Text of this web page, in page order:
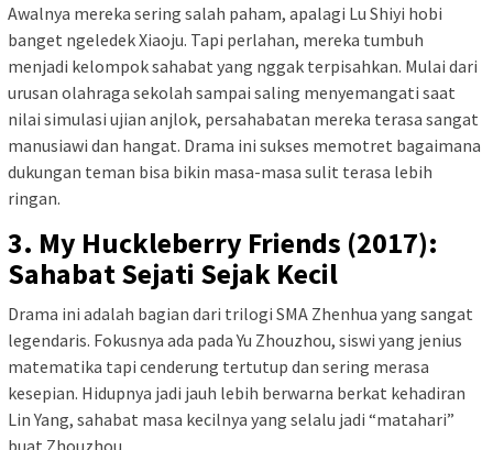
Awalnya mereka sering salah paham, apalagi Lu Shiyi hobi
banget ngeledek Xiaoju. Tapi perlahan, mereka tumbuh
menjadi kelompok sahabat yang nggak terpisahkan. Mulai dari
urusan olahraga sekolah sampai saling menyemangati saat
nilai simulasi ujian anjlok, persahabatan mereka terasa sangat
manusiawi dan hangat. Drama ini sukses memotret bagaimana
dukungan teman bisa bikin masa-masa sulit terasa lebih
ringan.
3. My Huckleberry Friends (2017):
Sahabat Sejati Sejak Kecil
Drama ini adalah bagian dari trilogi SMA Zhenhua yang sangat
legendaris. Fokusnya ada pada Yu Zhouzhou, siswi yang jenius
matematika tapi cenderung tertutup dan sering merasa
kesepian. Hidupnya jadi jauh lebih berwarna berkat kehadiran
Lin Yang, sahabat masa kecilnya yang selalu jadi “matahari”
buat Zhouzhou.